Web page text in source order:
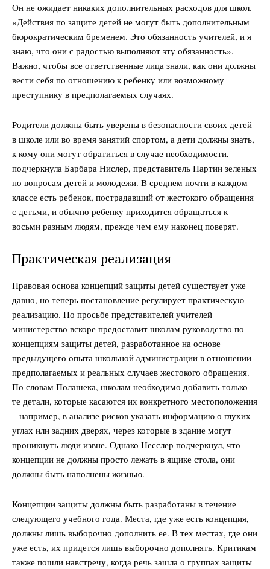
Он не ожидает никаких дополнительных расходов для школ.
«Действия по защите детей не могут быть дополнительным
бюрократическим бременем. Это обязанность учителей, и я
знаю, что они с радостью выполняют эту обязанность».
Важно, чтобы все ответственные лица знали, как они должны
вести себя по отношению к ребенку или возможному
преступнику в предполагаемых случаях.
Родители должны быть уверены в безопасности своих детей
в школе или во время занятий спортом, а дети должны знать,
к кому они могут обратиться в случае необходимости,
подчеркнула Барбара Нислер, представитель Партии зеленых
по вопросам детей и молодежи. В среднем почти в каждом
классе есть ребенок, пострадавший от жестокого обращения
с детьми, и обычно ребенку приходится обращаться к
восьми разным людям, прежде чем ему наконец поверят.
Практическая реализация
Правовая основа концепций защиты детей существует уже
давно, но теперь постановление регулирует практическую
реализацию. По просьбе представителей учителей
министерство вскоре предоставит школам руководство по
концепциям защиты детей, разработанное на основе
предыдущего опыта школьной администрации в отношении
предполагаемых и реальных случаев жестокого обращения.
По словам Полашека, школам необходимо добавить только
те детали, которые касаются их конкретного местоположения
– например, в анализе рисков указать информацию о глухих
углах или задних дверях, через которые в здание могут
проникнуть люди извне. Однако Несслер подчеркнул, что
концепции не должны просто лежать в ящике стола, они
должны быть наполнены жизнью.
Концепции защиты должны быть разработаны в течение
следующего учебного года. Места, где уже есть концепция,
должны лишь выборочно дополнить ее. В тех местах, где они
уже есть, их придется лишь выборочно дополнять. Критикам
также пошли навстречу, когда речь зашла о группах защиты